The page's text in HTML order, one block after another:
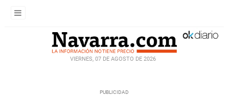
VIERNES, 07 DE AGOSTO DE 2026